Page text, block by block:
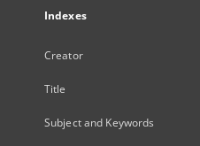
Indexes
Creator
Title
Subject and Keywords